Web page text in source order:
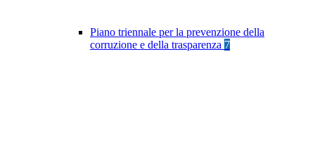
Piano triennale per la prevenzione della
corruzione e della trasparenza 7